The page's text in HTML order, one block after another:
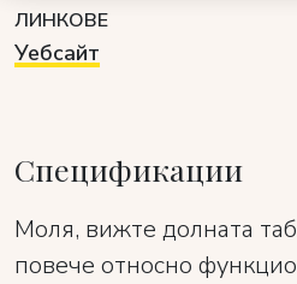
ЛИНКОВЕ
Уебсайт
Спецификации
Моля, вижте долната
повече относно